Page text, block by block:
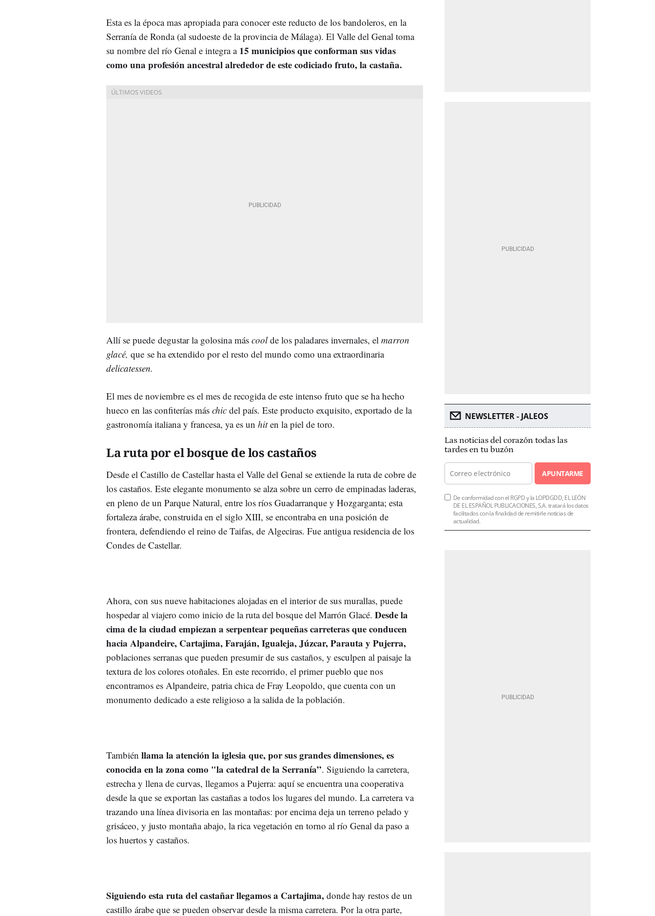
Esta es la época mas apropiada para conocer este reducto de los bandoleros, en la
Serranía de Ronda (al sudoeste de la provincia de Málaga). El Valle del Genal toma
su nombre del río Genal e integra a 15 municipios que conforman sus vidas
como una profesión ancestral alrededor de este codiciado fruto, la castaña.
Allí se puede degustar la golosina más coolde los paladares invernales, el marron
glacé, que se ha extendido por el resto del mundo como una extraordinaria
delicatessen.
El mes de noviembre es el mes de recogida de este intenso fruto que se ha hecho
hueco en las confiterías más chic del país. Este producto exquisito, exportado de la
gastronomía italiana y francesa, ya es un hiten la piel de toro.
La ruta por el bosque de los castaños
Desde el Castillo de Castellar hasta el Valle del Genal se extiende la ruta de cobre de
los castaños. Este elegante monumento se alza sobre un cerro de empinadas laderas,
en pleno de un Parque Natural, entre los ríos Guadarranque y Hozgarganta; esta
fortaleza árabe, construida en el siglo XIII, se encontraba en una posición de
frontera, defendiendo el reino de Taifas, de Algeciras. Fue antigua residencia de los
Condes de Castellar.
Ahora, con sus nueve habitaciones alojadas en el interior de sus murallas, puede
hospedar al viajero como inicio de la ruta del bosque del Marrón Glacé. Desde la
cima de la ciudad empiezan a serpentear pequeñas carreteras que conducen
hacia Alpandeire, Cartajima, Faraján, Igualeja, Júzcar, Parauta y Pujerra,
poblaciones serranas que pueden presumir de sus castaños, y esculpen al paisaje la
textura de los colores otoñales. En este recorrido, el primer pueblo que nos
encontramos es Alpandeire, patria chica de Fray Leopoldo, que cuenta con un
monumento dedicado a este religioso a la salida de la población.
También llama la atención la iglesia que, por sus grandes dimensiones, es
conocida en la zona como "la catedral de la Serranía”. Siguiendo la carretera,
estrecha y llena de curvas, llegamos a Pujerra: aquí se encuentra una cooperativa
desde la que se exportan las castañas a todos los lugares del mundo. La carretera va
trazando una línea divisoria en las montañas: por encima deja un terreno pelado y
grisáceo, y justo montaña abajo, la rica vegetación en torno al río Genal da paso a
los huertos y castaños.
Siguiendo esta ruta del castañar llegamos a Cartajima, donde hay restos de un
castillo árabe que se pueden observar desde la misma carretera. Por la otra parte,
NEWSLETTER - JALEOS
Las noticias del corazón todas las
tardes en tu buzón
APUNTARME
De conformidad con el RGPD y la LOPDGDD, EL LEÓN
DE EL ESPAÑOL PUBLICACIONES, S.A. tratará los datos
facilitados con la finalidad de remitirle noticias de
actualidad.